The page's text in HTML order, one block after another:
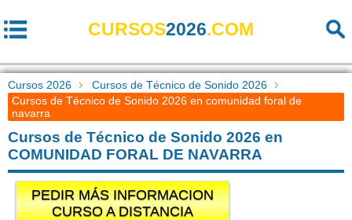
CURSOS2026.COM
Cursos 2026
Cursos de Técnico de Sonido 2026
Cursos de Técnico de Sonido 2026 en comunidad foral de
navarra
Cursos de Técnico de Sonido 2026 en
COMUNIDAD FORAL DE NAVARRA
PEDIR MÁS INFORMACION
CURSO A DISTANCIA